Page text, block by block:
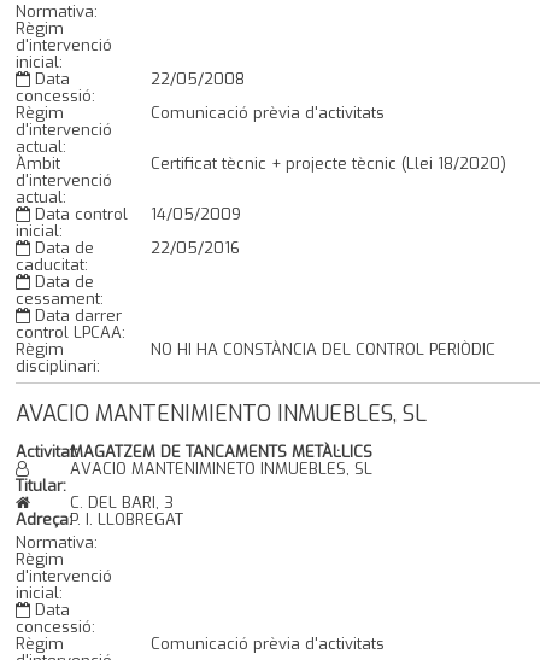
Normativa:
Règim
d'intervenció
inicial:
Data
concessió:
22/05/2008
Règim
d'intervenció
actual:
Comunicació prèvia d'activitats
Àmbit
d'intervenció
actual:
Certificat tècnic + projecte tècnic (Llei 18/2020)
Data control
inicial:
14/05/2009
Data de
caducitat:
22/05/2016
Data de
cessament:
Data darrer
control LPCAA:
Règim
disciplinari:
NO HI HA CONSTÀNCIA DEL CONTROL PERIÒDIC
AVACIO MANTENIMIENTO INMUEBLES, SL
Activitat:MAGATZEM DE TANCAMENTS METÀL·LICS
Titular:
AVACIO MANTENIMINETO INMUEBLES, SL
Adreça:
C. DEL BARI, 3
P. I. LLOBREGAT
Normativa:
Règim
d'intervenció
inicial:
Data
concessió:
Règim
Comunicació prèvia d'activitats